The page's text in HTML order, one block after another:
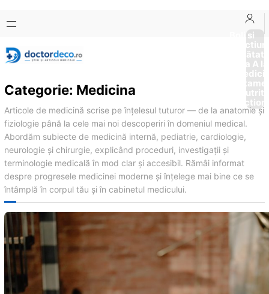
conținut
content
Boli si
Afectiuni
Sănătate
de la A
Categorie: Medicina
Articole de medicină scrise pe înțelesul tuturor — de la anatomie și
fiziologie până la cele mai noi descoperiri în domeniul medical.
Abordăm subiecte de medicină internă, pediatrie, cardiologie,
neurologie și chirurgie, explicând proceduri, investigații și
terminologie medicală în mod clar și accesibil. Rămâi informat
despre progresele medicinei moderne și înțelege mai bine ce se
întâmplă în corpul tău și în cabinetul medicului.